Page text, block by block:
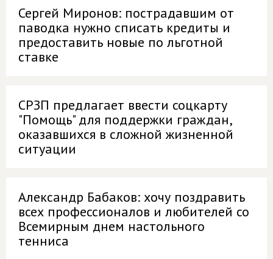
Сергей Миронов: пострадавшим от
паводка нужно списать кредиты и
предоставить новые по льготной
ставке
СРЗП предлагает ввести соцкарту
"Помощь" для поддержки граждан,
оказавшихся в сложной жизненной
ситуации
Александр Бабаков: хочу поздравить
всех профессионалов и любителей со
Всемирным днем настольного
тенниса